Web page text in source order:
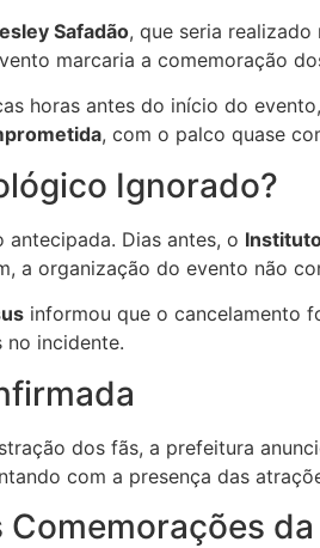
Safadão, que seria
marcaria a comemoração
horas antes do início do
, com o palco quase
Ignorado?
antecipada. Dias antes, o
a organização do evento não
informou que o cancelamento
incidente.
dos fãs, a prefeitura
com a presença das
Comemorações